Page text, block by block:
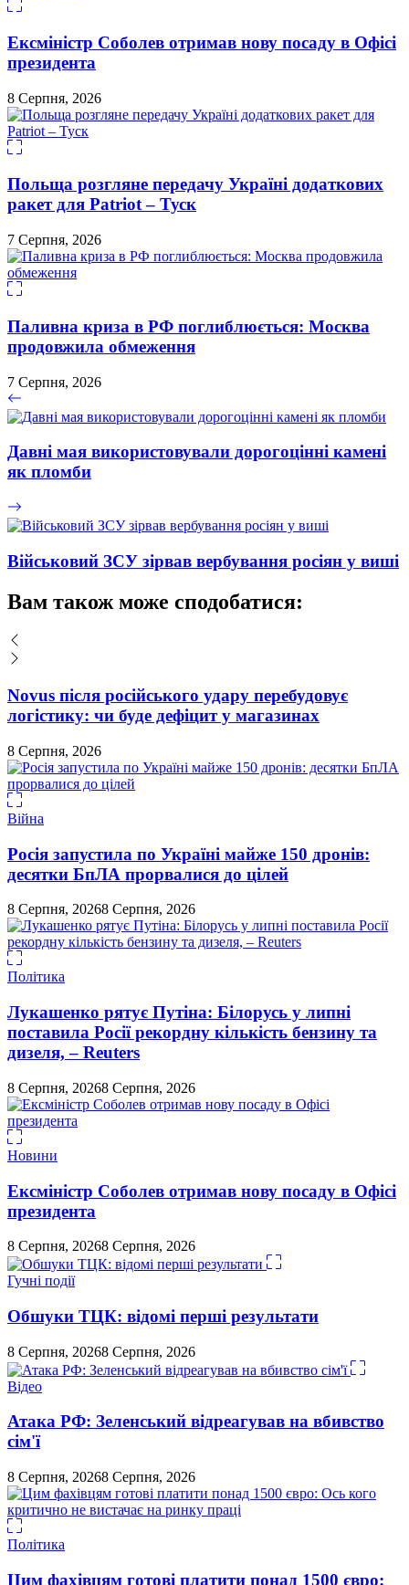
Ексміністр Соболев отримав нову посаду в Офісі
президента
8 Серпня, 2026
Польща розгляне передачу Україні додаткових
ракет для Patriot – Туск
7 Серпня, 2026
Паливна криза в РФ поглиблюється: Москва
продовжила обмеження
7 Серпня, 2026
Давні мая використовували дорогоцінні камені
як пломби
Військовий ЗСУ зірвав вербування росіян у виші
Вам також може сподобатися:
Novus після російського удару перебудовує
логістику: чи буде дефіцит у магазинах
8 Серпня, 2026
Війна
Росія запустила по Україні майже 150 дронів:
десятки БпЛА прорвалися до цілей
8 Серпня, 20268 Серпня, 2026
Політика
Лукашенко рятує Путіна: Білорусь у липні
поставила Росії рекордну кількість бензину та
дизеля, – Reuters
8 Серпня, 20268 Серпня, 2026
Новини
Ексміністр Соболев отримав нову посаду в Офісі
президента
8 Серпня, 20268 Серпня, 2026
Гучні події
Обшуки ТЦК: відомі перші результати
8 Серпня, 20268 Серпня, 2026
Відео
Атака РФ: Зеленський відреагував на вбивство
сім'ї
8 Серпня, 20268 Серпня, 2026
Політика
Цим фахівцям готові платити понад 1500 євро: